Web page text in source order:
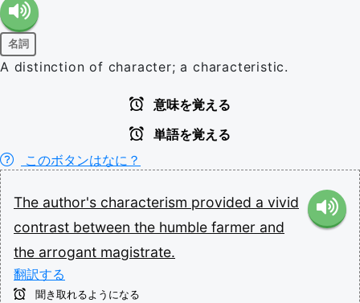
名詞
A distinction of character; a characteristic.
意味を覚える
単語を覚える
このボタンはなに？
The author's characterism provided a vivid
contrast between the humble farmer and
the arrogant magistrate.
翻訳する
聞き取れるようになる